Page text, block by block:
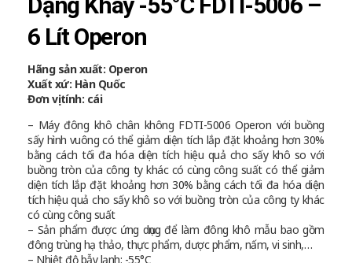
6 Lít Operon
Hãng sản xuất: Operon
Xuất xứ: Hàn Quốc
Đơn vị tính: cái
– Máy đông khô chân không FDTI-5006 Operon với buồng
sấy hình vuông có thể giảm diện tích lắp đặt khoảng hơn 30%
bằng cách tối đa hóa diện tích hiệu quả cho sấy khô so với
buồng tròn của công ty khác có cùng công suất có thể giảm
diện tích lắp đặt khoảng hơn 30% bằng cách tối đa hóa diện
tích hiệu quả cho sấy khô so với buồng tròn của công ty khác
có cùng công suất
– Sản phẩm được ứng dụng để làm đông khô mẫu bao gồm
đông trùng hạ thảo, thực phẩm, dược phẩm, nấm, vi sinh,…
– Nhiệt độ bẫy lạnh: -55°C